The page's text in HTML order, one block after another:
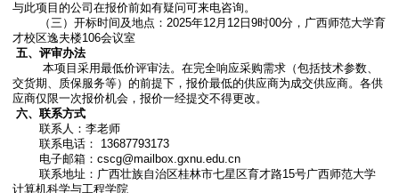
与此项目的公司在报价前如有疑问可来电咨询。
（三）开标时间及地点：2025年12月12日9时00分，广西师范大学育
才校区逸夫楼106会议室
五、评审办法
本项目采用最低价评审法。在完全响应采购需求（包括技术参数、
交货期、质保服务等）的前提下，报价最低的供应商为成交供应商。各供
应商仅限一次报价机会，报价一经提交不得更改。
六、联系方式
联系人：李老师
联系电话： 13687793173
电子邮箱：cscg@mailbox.gxnu.edu.cn
联系地址：广西壮族自治区桂林市七星区育才路15号广西师范大学
计算机科学与工程学院